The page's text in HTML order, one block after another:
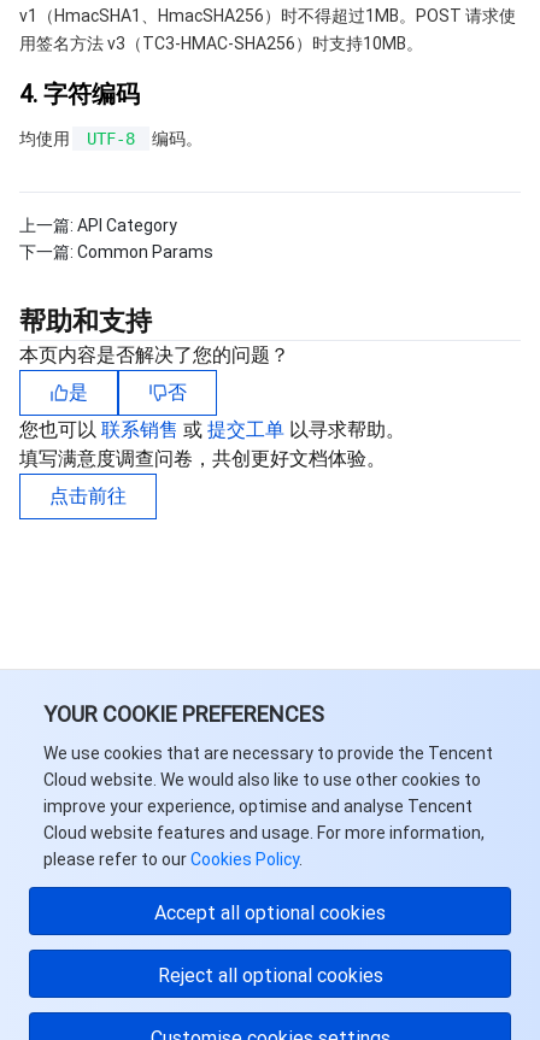
YOUR COOKIE PREFERENCES
We use cookies that are necessary to provide the Tencent
Cloud website. We would also like to use other cookies to
improve your experience, optimise and analyse Tencent
Cloud website features and usage. For more information,
please refer to ourCookies Policy.
Accept all optional cookies
Reject all optional cookies
配额中心
资源中心
费用中心
认证信息
第三方
腾讯云培训认证
合作伙伴支持计划
v1（HmacSHA1、HmacSHA256）时不得超过1MB。POST 请求使
用签名方法 v3（TC3-HMAC-SHA256）时支持10MB。
4. 字符编码
均使用 UTF-8 编码。
上一篇: API Category
下一篇: Common Params
帮助和支持
本页内容是否解决了您的问题？
是
否
您也可以 联系销售 或 提交工单 以寻求帮助。
填写满意度调查问卷，共创更好文档体验。
点击前往